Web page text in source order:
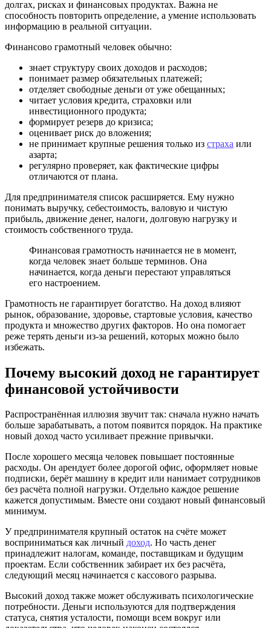
долгах, рисках и финансовых продуктах. Важна не
способность повторить определение, а умение использовать
информацию в реальной ситуации.
Финансово грамотный человек обычно:
знает структуру своих доходов и расходов;
понимает размер обязательных платежей;
отделяет свободные деньги от уже обещанных;
читает условия кредита, страховки или
инвестиционного продукта;
формирует резерв до кризиса;
оценивает риск до вложения;
не принимает крупные решения только из страха или
азарта;
регулярно проверяет, как фактические цифры
отличаются от плана.
Для предпринимателя список расширяется. Ему нужно
понимать выручку, себестоимость, валовую и чистую
прибыль, движение денег, налоги, долговую нагрузку и
стоимость собственного труда.
Финансовая грамотность начинается не в момент,
когда человек знает больше терминов. Она
начинается, когда деньги перестают управляться
его настроением.
Грамотность не гарантирует богатство. На доход влияют
рынок, образование, здоровье, стартовые условия, качество
продукта и множество других факторов. Но она помогает
реже терять деньги из-за решений, которых можно было
избежать.
Почему высокий доход не гарантирует
финансовой устойчивости
Распространённая иллюзия звучит так: сначала нужно начать
больше зарабатывать, а потом появится порядок. На практике
новый доход часто усиливает прежние привычки.
После хорошего месяца человек повышает постоянные
расходы. Он арендует более дорогой офис, оформляет новые
подписки, берёт машину в кредит или нанимает сотрудников
без расчёта полной нагрузки. Отдельно каждое решение
кажется допустимым. Вместе они создают новый финансовый
минимум.
У предпринимателя крупный остаток на счёте может
восприниматься как личный доход. Но часть денег
принадлежит налогам, команде, поставщикам и будущим
проектам. Если собственник забирает их без расчёта,
следующий месяц начинается с кассового разрыва.
Высокий доход также может обслуживать психологические
потребности. Деньги используются для подтверждения
статуса, снятия усталости, помощи всем вокруг или